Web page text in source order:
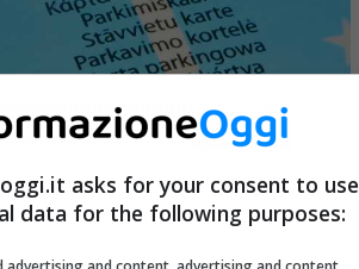
asks for your consent to use
data for the following purposes: